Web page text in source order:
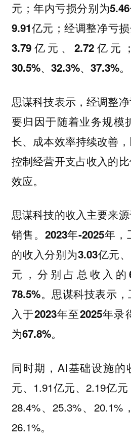
元；年内亏损分别为5.46
9.91亿元；经调整净亏损
3.79亿元、2.72亿元
30.5%、32.3%、37.3%。
思谋科技表示，经调整
要归因于随着业务规模
长、成本效率持续改善
控制经营开支占收入的
效应。
思谋科技的收入主要来
销售。2023年-2025年
的收入分别为3.03亿元
元，分别占总收入的
78.5%。思谋科技表示
入于2023年至2025年
为67.8%。
同时期，AI基础设施的
元、1.91亿元、2.19亿
28.4%、25.3%、
26.1%。